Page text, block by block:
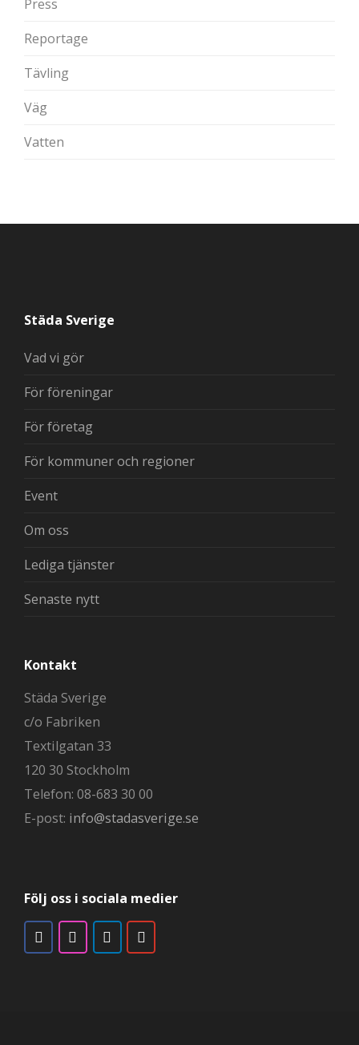
Press
Reportage
Tävling
Väg
Vatten
Städa Sverige
Vad vi gör
För föreningar
För företag
För kommuner och regioner
Event
Om oss
Lediga tjänster
Senaste nytt
Kontakt
Städa Sverige
c/o Fabriken
Textilgatan 33
120 30 Stockholm
Telefon: 08-683 30 00
E-post: info@stadasverige.se
Följ oss i sociala medier